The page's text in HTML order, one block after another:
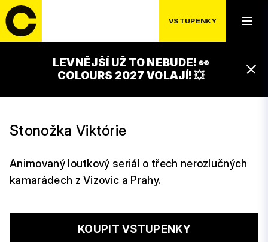
VSTUPENKY
LEVNĚJŠÍ UŽ TO NEBUDE! 👀
COLOURS 2027 VOLAJÍ! 💥
VEČERNÍČKEM:
KRYSÁCI
19:45 – 19:55
ČEZ FAMILY PARK
Stonožka Viktórie
Animovaný loutkový seriál o třech nerozlučných
kamarádech z Vizovic a Prahy.
KOUPIT VSTUPENKY